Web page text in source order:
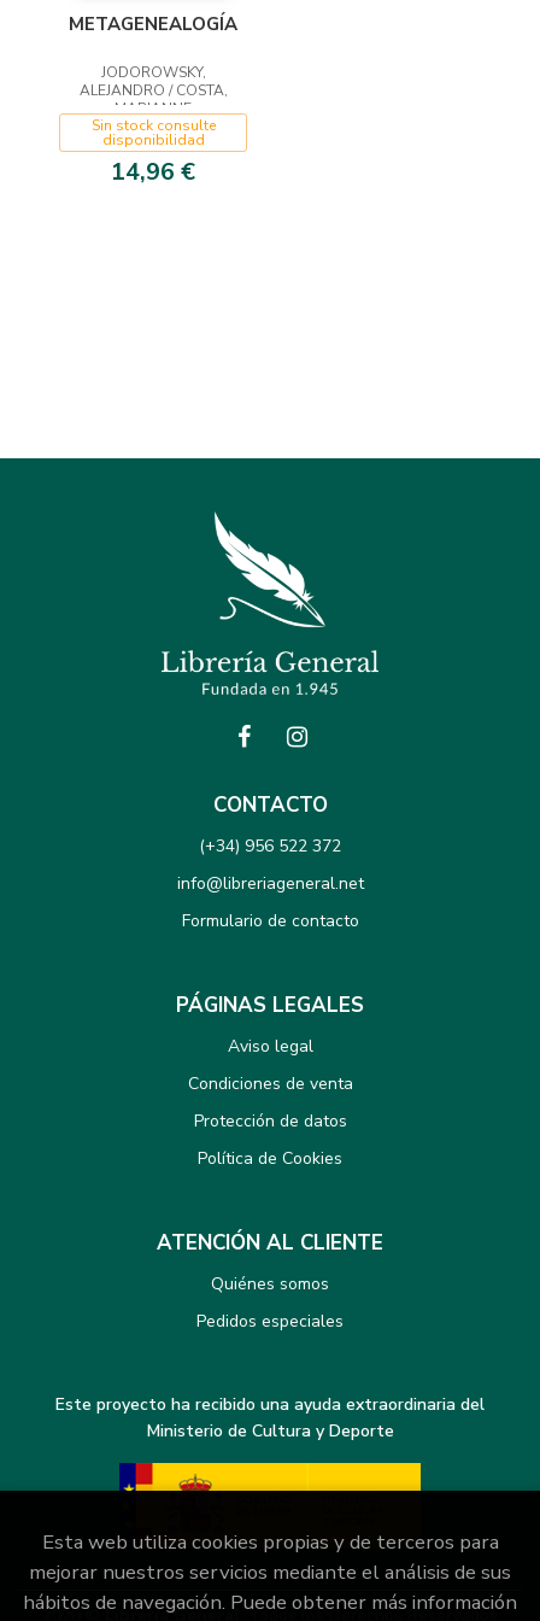
METAGENEALOGÍA
JODOROWSKY,
ALEJANDRO / COSTA,
MARIANNE
Sin stock consulte
disponibilidad
14,96 €
CONTACTO
(+34) 956 522 372
info@libreriageneral.net
Formulario de contacto
PÁGINAS LEGALES
Aviso legal
Condiciones de venta
Protección de datos
Política de Cookies
ATENCIÓN AL CLIENTE
Quiénes somos
Pedidos especiales
Este proyecto ha recibido una ayuda extraordinaria del
Ministerio de Cultura y Deporte
2026 ©Librería General . Todos los Derechos Reservados
Esta web utiliza cookies propias y de terceros para
mejorar nuestros servicios mediante el análisis de sus
hábitos de navegación. Puede obtener más información